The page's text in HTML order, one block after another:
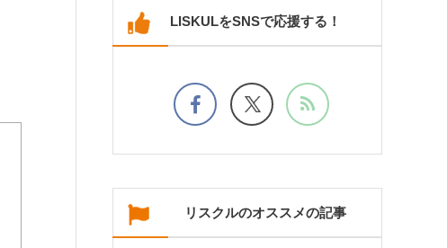
LISKULをSNSで応援する！
リスクルのオススメの記事